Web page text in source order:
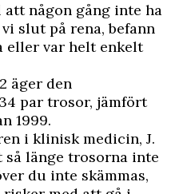
någon gång inte ha
slut på rena, befann
eller var helt enkelt
äger den
par trosor, jämfört
1999.
i klinisk medicin, J.
så länge trosorna inte
du inte skämmas,